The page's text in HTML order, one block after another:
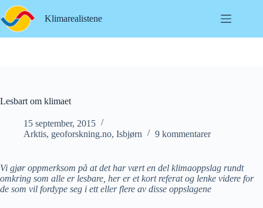
Hopp
til
innholdet
Klimarealistene
Lesbart om klimaet
15 september, 2015
Arktis, geoforskning.no, Isbjørn 9 kommentarer
Vi gjør oppmerksom på at det har vært en del klimaoppslag rundt
omkring som alle er lesbare, her er et kort referat og lenke videre for
de som vil fordype seg i ett eller flere av disse oppslagene